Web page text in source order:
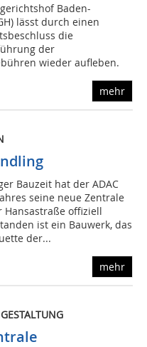
Baden-
lässt durch einen
die
der
wieder aufleben.
mehr
Bauzeit hat der ADAC
seine neue Zentrale
offiziell
ist ein Bauwerk, das
der...
mehr